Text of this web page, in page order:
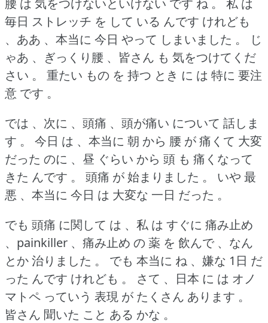
腰 は 気をつけないといけない です ね 。
私 は
毎日 ストレッチ を して いる んです けれども
、ああ 、本当に 今日 やって しまいました 。
じ
ゃあ 、ぎっくり腰 、皆さん も 気をつけてくだ
さい 。
重たい もの を 持つ とき に は 特に 要注
意 です 。
では 、次に 、頭痛 、頭が痛い について 話しま
す 。
今日 は 、本当に 朝 から 腰 が 痛くて 大変
だった のに 、昼 ぐらい から 頭 も 痛くなって
きた んです 。
頭痛 が 始まりました 。
いや 最
悪 、本当に 今日 は 大変な 一日 だった 。
でも 頭痛 に関して は 、私 は すぐに 痛み止め
、painkiller 、痛み止め の 薬 を 飲んで 、なん
とか 治りました 。
でも 本当に ね 、嫌な 1日 だ
った んです けれども 。
さて 、日本 に は オノ
マトペ っていう 表現 が たくさん あります 。
皆さん 聞いた こと ある かな 。